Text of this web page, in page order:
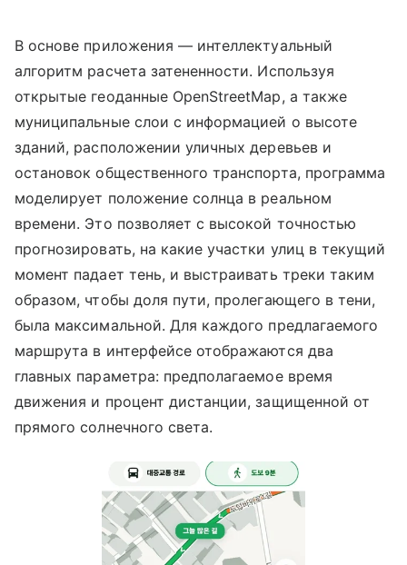
В основе приложения — интеллектуальный
алгоритм расчета затененности. Используя
открытые геоданные OpenStreetMap, а также
муниципальные слои с информацией о высоте
зданий, расположении уличных деревьев и
остановок общественного транспорта, программа
моделирует положение солнца в реальном
времени. Это позволяет с высокой точностью
прогнозировать, на какие участки улиц в текущий
момент падает тень, и выстраивать треки таким
образом, чтобы доля пути, пролегающего в тени,
была максимальной. Для каждого предлагаемого
маршрута в интерфейсе отображаются два
главных параметра: предполагаемое время
движения и процент дистанции, защищенной от
прямого солнечного света.